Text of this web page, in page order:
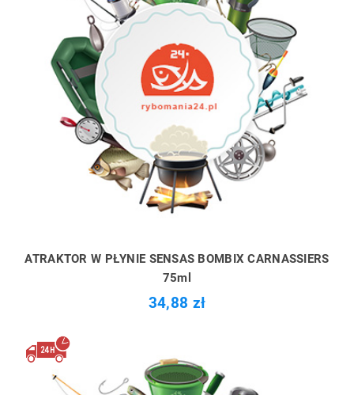
ATRAKTOR W PŁYNIE SENSAS BOMBIX CARNASSIERS
75ml
34,88 zł